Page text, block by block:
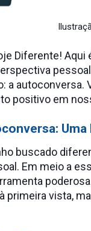
Diferente!
a
positivo em
buscado
Em meio a
primeira vista,